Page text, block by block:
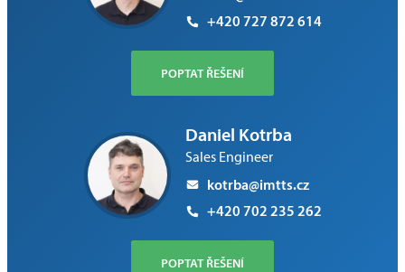
+420 727 872 614
POPTAT ŘEŠENÍ
Daniel Kotrba
Sales Engineer
kotrba@imtts.cz
+420 702 235 262
POPTAT ŘEŠENÍ